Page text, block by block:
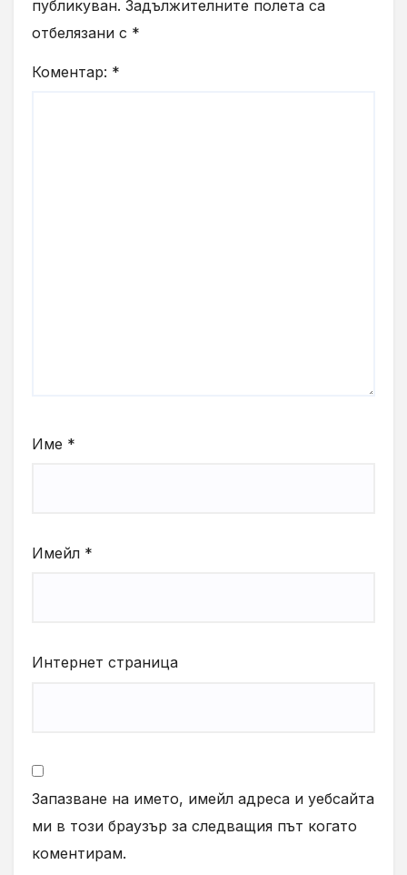
публикуван. Задължителните полета са
отбелязани с *
Коментар: *
Име *
Имейл *
Интернет страница
Запазване на името, имейл адреса и уебсайта
ми в този браузър за следващия път когато
коментирам.